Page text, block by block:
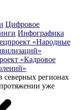
Цифровое
Инфографика
«Народные
«Кадровое